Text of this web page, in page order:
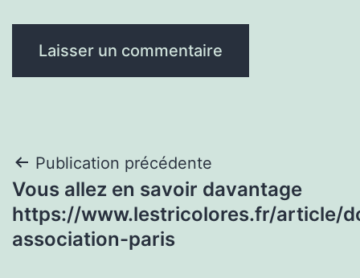
Navigation
de
l’article
Publication précédente
Vous allez en savoir davantage
https://www.lestricolores.fr/article/
association-paris